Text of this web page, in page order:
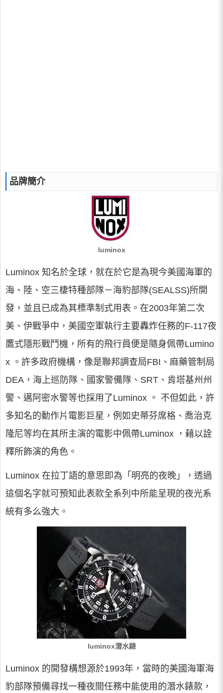
品牌簡介
luminox
Luminox 知名於全球，就在於它是為現今美國海軍的
海、陸、空三棲特種部隊－海豹部隊(SEALSS)所開
發，並且已成為其標準制式用表。在2003年第二次
美、伊戰爭中，美國空軍執行主要轟炸任務的F-117夜
鷹式隱形戰鬥機，所有的飛行員便是隨身佩帶Lumino
x 。許多政府機構，像是聯邦調查局FBI、麻藥管制局
DEA，海上巡防隊、國家警備隊、SRT、肯塔基州州
警、邁阿密水警等也採用了Luminox 。 不但如此，許
多知名的動作片電影巨星，例如史蒂芬席格、喬治克
隆尼等均在其所主演的電影中佩帶Luminox ，藉以詮
釋所飾演的角色。
Luminox 在拉丁語的意思即為「明亮的夜晚」，透過
這個名字就可預知此表款全系列中所能呈現的夜光系
統有多么強大。
luminox潛水錶
Luminox 的開發構想源於1993年，當時的美國海軍海
豹部隊預備尋找一種夜間任務中能使用的潛水錶款，